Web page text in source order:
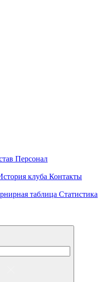
Персонал
клуба Контакты
таблица Статистика